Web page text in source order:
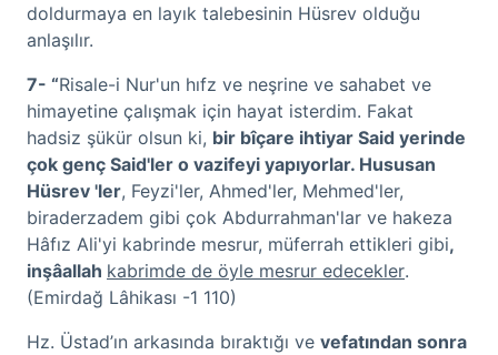
doldurmaya en layık talebesinin Hüsrev olduğu
anlaşılır.
7- “Risale-i Nur'un hıfz ve neşrine ve sahabet ve
himayetine çalışmak için hayat isterdim. Fakat
hadsiz şükür olsun ki, bir bîçare ihtiyar Said yerinde
çok genç Said'ler o vazifeyi yapıyorlar. Hususan
Hüsrev 'ler, Feyzi'ler, Ahmed'ler, Mehmed'ler,
biraderzadem gibi çok Abdurrahman'lar ve hakeza
Hâfız Ali'yi kabrinde mesrur, müferrah ettikleri gibi,
inşâallah kabrimde de öyle mesrur edecekler.
(Emirdağ Lâhikası -1 110)
Hz. Üstad’ın arkasında bıraktığı ve vefatından sonra